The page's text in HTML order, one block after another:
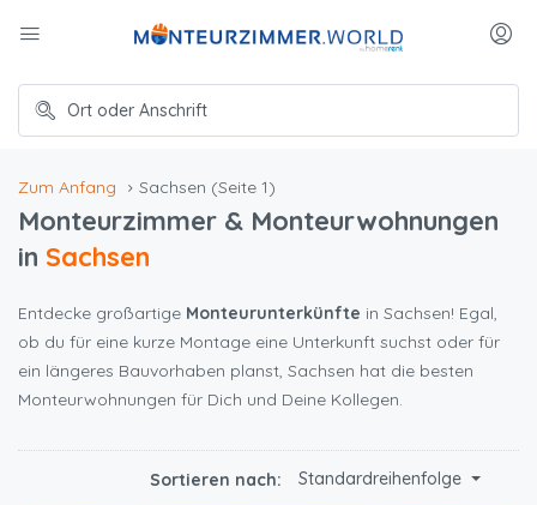
Zum Anfang Sachsen (Seite 1)
Monteurzimmer & Monteurwohnungen
in Sachsen
Entdecke großartige Monteurunterkünfte in Sachsen! Egal,
ob du für eine kurze Montage eine Unterkunft suchst oder für
ein längeres Bauvorhaben planst, Sachsen hat die besten
Monteurwohnungen für Dich und Deine Kollegen.
Sortieren nach: Standardreihenfolge